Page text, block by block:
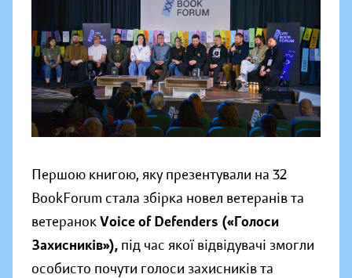
Першою книгою, яку презентували на 32
BookForum стала збірка новел ветеранів та
ветеранокVoice of Defenders («Голоси
Захисників»), під час якої відвідувачі змогли
особисто почути голоси захисників та